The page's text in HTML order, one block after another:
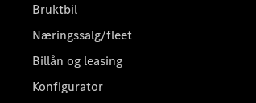
Bruktbil
Næringssalg/fleet
Billån og leasing
Konfigurator